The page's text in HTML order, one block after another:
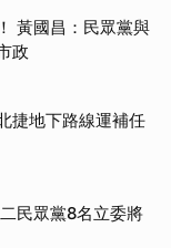
黃國昌：民眾黨與
政
捷地下路線運補任
民眾黨8名立委將